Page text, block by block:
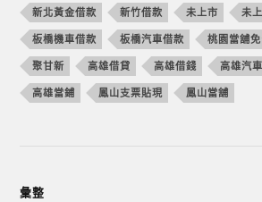
新北黃金借款 新竹借款 未上市 未
板橋機車借款 板橋汽車借款 桃園當舖
聚甘新 高雄借貸 高雄借錢 高雄汽
高雄當鋪 鳳山支票貼現 鳳山當舖
彙整